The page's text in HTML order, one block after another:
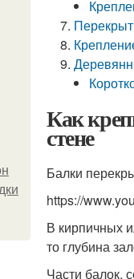
Как
стене
Балки
https://
В кирпичных
то глубина
Части балок,